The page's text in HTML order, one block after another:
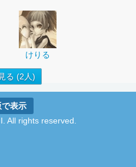
けりる
る (2人)
で表示
All rights reserved.